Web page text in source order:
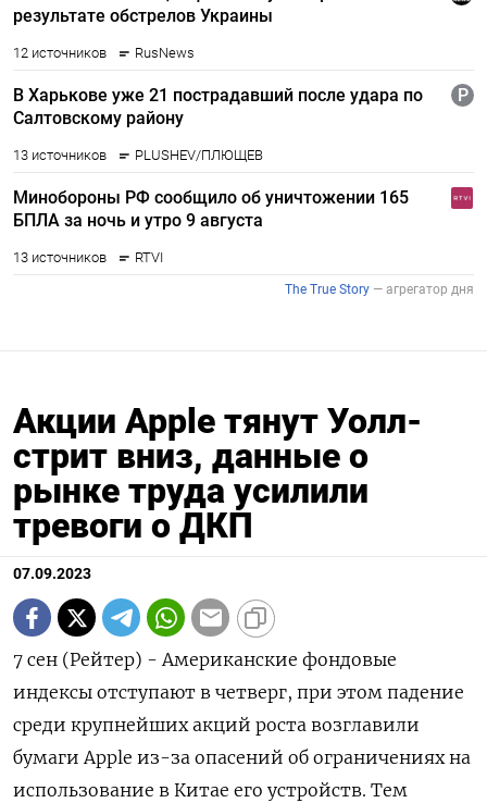
Акции Apple тянут Уолл-
стрит вниз, данные о
рынке труда усилили
тревоги о ДКП
07.09.2023
7 сен (Рейтер) - Американские фондовые
индексы отступают в четверг, при этом падение
среди крупнейших акций роста возглавили
бумаги Apple из-за опасений об ограничениях на
использование в Китае его устройств. Тем